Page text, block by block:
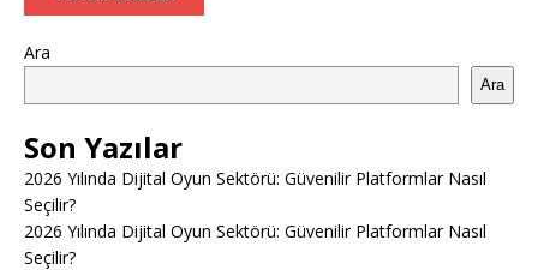
Ara
Ara
Son Yazılar
2026 Yılında Dijital Oyun Sektörü: Güvenilir Platformlar Nasıl
Seçilir?
2026 Yılında Dijital Oyun Sektörü: Güvenilir Platformlar Nasıl
Seçilir?